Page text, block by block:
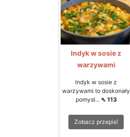
Indyk w sosie z
warzywami
Indyk w sosie z
warzywami to doskonały
pomysł... ⇖ 113
Zobacz przepis!